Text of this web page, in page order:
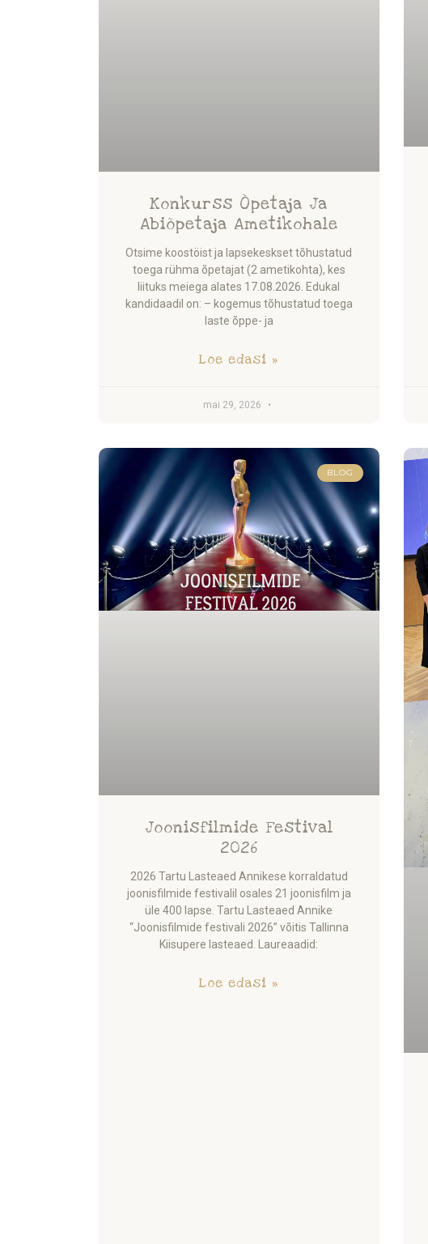
Konkurss Õpetaja Ja
Abiõpetaja Ametikohale
Otsime koostöist ja lapsekeskset tõhustatud
toega rühma õpetajat (2 ametikohta), kes
liituks meiega alates 17.08.2026. Edukal
kandidaadil on: – kogemus tõhustatud toega
laste õppe- ja
Loe edasi »
mai 29, 2026
BLOG
Joonisfilmide Festival
2026
2026 Tartu Lasteaed Annikese korraldatud
joonisfilmide festivalil osales 21 joonisfilm ja
üle 400 lapse. Tartu Lasteaed Annike
“Joonisfilmide festivali 2026” võitis Tallinna
Kiisupere lasteaed. Laureaadid:
Loe edasi »